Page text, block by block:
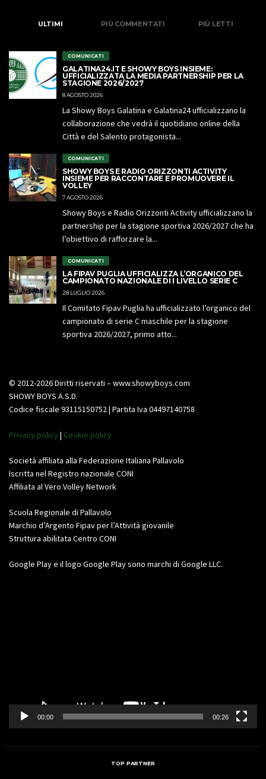
ULTIMI PIÙ COMMENTATI PIÙ LETTI
COMUNICATI
GALATINA24.IT E SHOWY BOYS INSIEME:
UFFICIALIZZATA LA MEDIA PARTNERSHIP PER LA
STAGIONE 2026/2027
8 AGOSTO 2026
La Showy Boys Galatina e Galatina24 ufficializzano la
collaborazione che vedrà il quotidiano online della
Città e del Salento protagonista...
COMUNICATI
SHOWY BOYS E RADIO ORIZZONTI ACTIVITY
INSIEME PER RACCONTARE E PROMUOVERE IL
VOLLEY
7 AGOSTO 2026
Showy Boys e Radio Orizzonti Activity ufficializzano la
partnership per la stagione sportiva 2026/2027 che ha
l’obiettivo di rafforzare la...
COMUNICATI
LA FIPAV PUGLIA UFFICIALIZZA L’ORGANICO DEL
CAMPIONATO NAZIONALE DI I LIVELLO SERIE C
28 LUGLIO 2026
Il Comitato Fipav Puglia ha ufficializzato l’organico del
campionato di serie C maschile per la stagione
sportiva 2026/2027, primo atto...
© 2012-2026 Diritti riservati – www.showyboys.com
SHOWY BOYS A.S.D.
Codice fiscale 93115150752 | Partita Iva 04497140758
Privacy policy | Cookie policy
Società affiliata alla Federazione Italiana Pallavolo
Iscritta nel Registro nazionale CONI
Affiliata al Vero Volley Network
Scuola Regionale di Pallavolo
Marchio d’Argento Fipav per l’Attività giovanile
Struttura abilitata Centro CONI
Google Play e il logo Google Play sono marchi di Google LLC.
00:00 00:26
TOP PARTNER